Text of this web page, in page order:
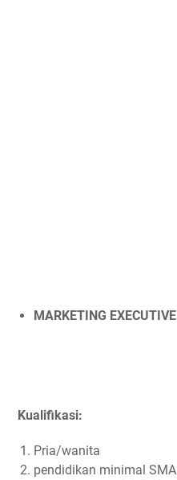
MARKETING EXECUTIVE
Kualifikasi:
Pria/wanita
pendidikan minimal SMA